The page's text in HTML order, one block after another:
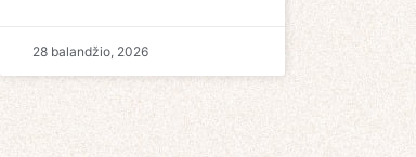
28 balandžio, 2026